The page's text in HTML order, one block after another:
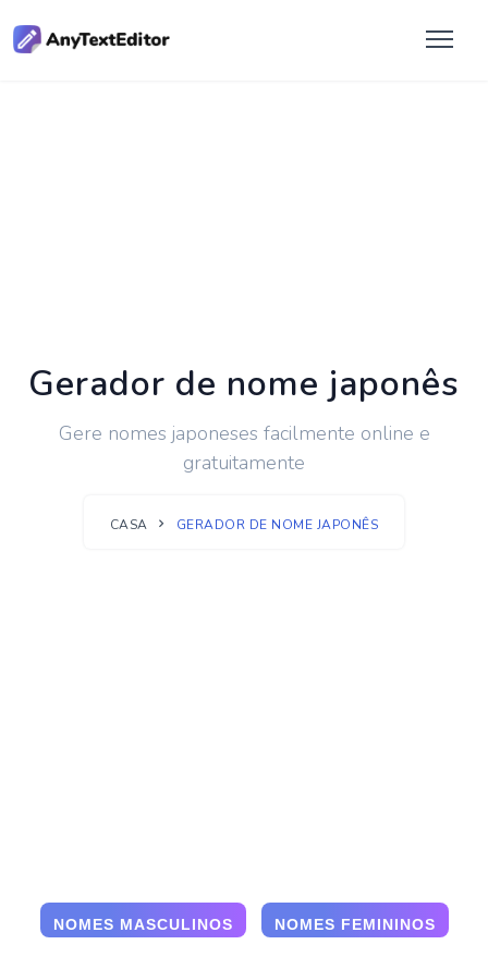
Gerador de nome japonês
Gere nomes japoneses facilmente online e
gratuitamente
CASA GERADOR DE NOME JAPONÊS